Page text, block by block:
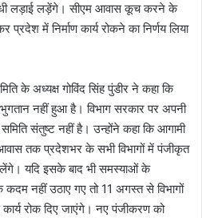
लड़ाई लड़ेंगे। सीएम आवास कूच करने के
प्रदेश में निर्माण कार्य रोकने का निर्णय लिया
के अध्यक्ष गोविंद सिंह पुंडीर ने कहा कि
नहीं हुआ है। विभाग सरकार पर अपनी
संतुष्ट नहीं है। उन्होंने कहा कि आगामी
तक प्रदेशभर के सभी विभागों में पंजीकृत
यदि इसके बाद भी समस्याओं के
नहीं उठाए गए तो 11 अगस्त से विभागों
कार्य रोक दिए जाएंगे। नए पंजीकरण को